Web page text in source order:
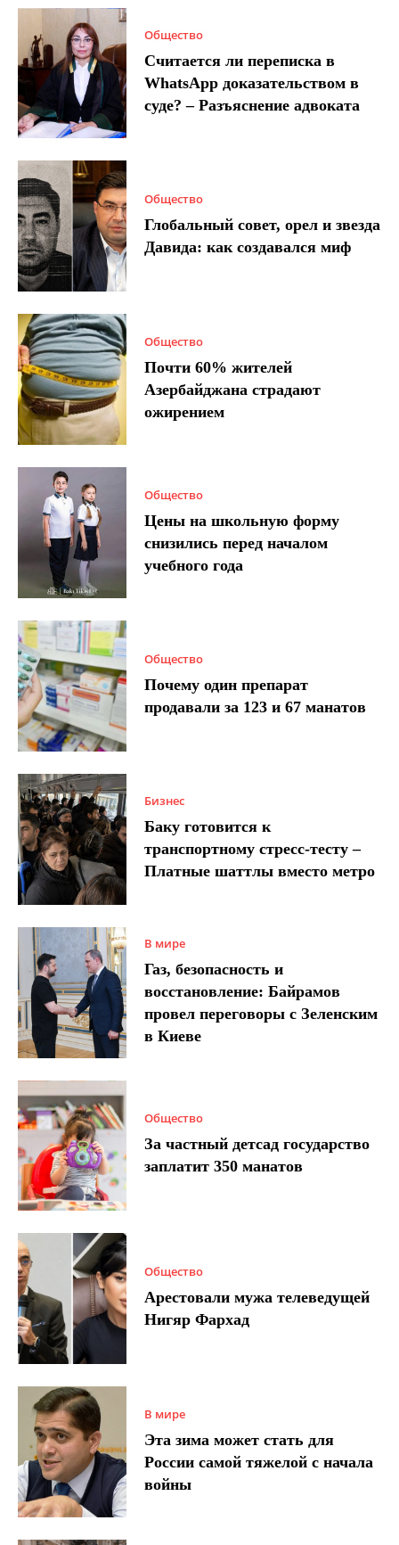
Общество
Считается ли переписка в
WhatsApp доказательством в
суде? – Разъяснение адвоката
Общество
Глобальный совет, орел и звезда
Давида: как создавался миф
Общество
Почти 60% жителей
Азербайджана страдают
ожирением
Общество
Цены на школьную форму
снизились перед началом
учебного года
Общество
Почему один препарат
продавали за 123 и 67 манатов
Бизнес
Баку готовится к
транспортному стресс-тесту –
Платные шаттлы вместо метро
В мире
Газ, безопасность и
восстановление: Байрамов
провел переговоры с Зеленским
в Киеве
Общество
За частный детсад государство
заплатит 350 манатов
Общество
Арестовали мужа телеведущей
Нигяр Фархад
В мире
Эта зима может стать для
России самой тяжелой с начала
войны